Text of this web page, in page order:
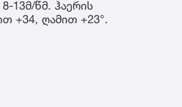
13მ/წმ. ჰაერის
+34, ღამით +23°.